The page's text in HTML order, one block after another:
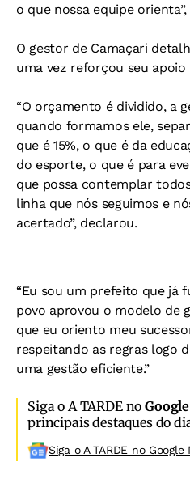
o que nossa equipe
O gestor de Camaçari
uma vez reforçou seu apoio
“O orçamento é dividido, a
quando formamos ele,
que é 15%, o que é da
do esporte, o que é para
que possa contemplar
linha que nós seguimos e
acertado”, declarou.
“Eu sou um prefeito que já
povo aprovou o modelo de
que eu oriento meu
respeitando as regras logo
uma gestão eficiente.”
Siga o A TARDE no
principais destaques do
Siga o A TARDE no